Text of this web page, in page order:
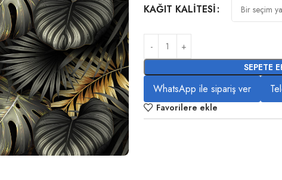
KAĞIT KALITESI
SEPETE
WhatsApp ile sipariş ver
Favorilere ekle